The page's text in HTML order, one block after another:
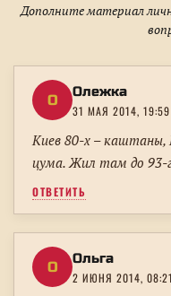
Дополните материал
О Олежка
31 МАЯ 2014, 19:59
Киев 80-х –
цума. Жил там до 93-
ОТВЕТИТЬ
О Ольга
2 ИЮНЯ 2014, 08:21